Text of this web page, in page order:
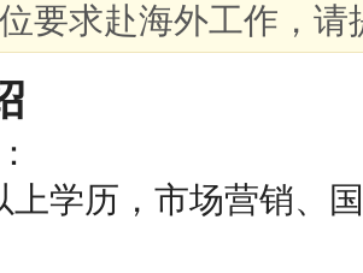
要求赴海外工作，
上学历，市场营销、